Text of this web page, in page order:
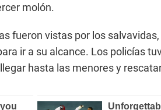
molón.
fueron vistas por los
ir a su alcance. Los policías
hasta las menores y